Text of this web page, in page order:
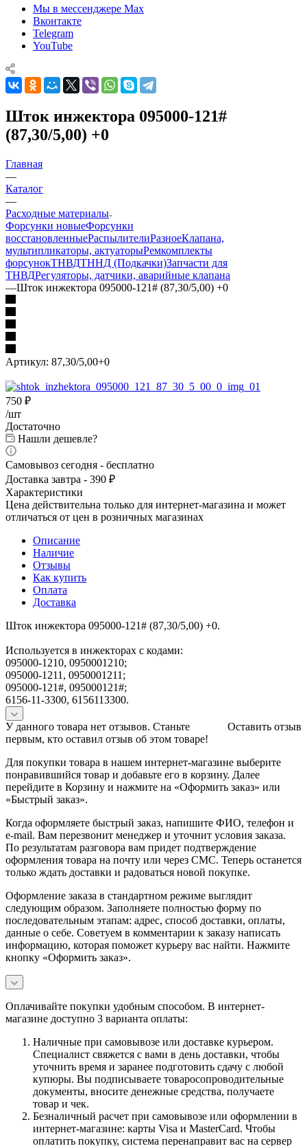
Мы в мессенджере Max
Вконтакте
Telegram
YouTube
Шток инжектора 095000-121#
(87,30/5,00) +0
Главная
—
Каталог
—
Расходные материалы
Форсунки новыеФорсунки
восстановленныеРаспылителиРазноеКлапана,
мультипликаторы, актуаторыРемкомплекты
форсунокТНВДТННД (Подкачки)Запчасти для
ТНВДРегуляторы, датчики, аварийные клапана
—Шток инжектора 095000-121# (87,30/5,00) +0
Артикул: 87,30/5,00+0
750 ₽
/шт
Достаточно
Нашли дешевле?
Самовывоз сегодня - бесплатно
Доставка завтра - 390 ₽
Характеристики
Цена действительна только для интернет-магазина и может
отличаться от цен в розничных магазинах
Описание
Наличие
Отзывы
Как купить
Оплата
Доставка
Шток инжектора 095000-121# (87,30/5,00) +0.
Используется в инжекторах с кодами:
095000-1210, 0950001210;
095000-1211, 0950001211;
095000-121#, 095000121#;
6156-11-3300, 6156113300.
Оставить отзыв
У данного товара нет отзывов. Станьте
первым, кто оставил отзыв об этом товаре!
Для покупки товара в нашем интернет-магазине выберите
понравившийся товар и добавьте его в корзину. Далее
перейдите в Корзину и нажмите на «Оформить заказ» или
«Быстрый заказ».
Когда оформляете быстрый заказ, напишите ФИО, телефон и
e-mail. Вам перезвонит менеджер и уточнит условия заказа.
По результатам разговора вам придет подтверждение
оформления товара на почту или через СМС. Теперь останется
только ждать доставки и радоваться новой покупке.
Оформление заказа в стандартном режиме выглядит
следующим образом. Заполняете полностью форму по
последовательным этапам: адрес, способ доставки, оплаты,
данные о себе. Советуем в комментарии к заказу написать
информацию, которая поможет курьеру вас найти. Нажмите
кнопку «Оформить заказ».
Оплачивайте покупки удобным способом. В интернет-
магазине доступно 3 варианта оплаты:
Наличные при самовывозе или доставке курьером.
Специалист свяжется с вами в день доставки, чтобы
уточнить время и заранее подготовить сдачу с любой
купюры. Вы подписываете товаросопроводительные
документы, вносите денежные средства, получаете
товар и чек.
Безналичный расчет при самовывозе или оформлении в
интернет-магазине: карты Visa и MasterCard. Чтобы
оплатить покупку, система перенаправит вас на сервер